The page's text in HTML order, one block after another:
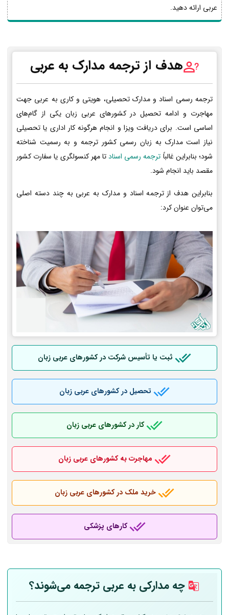
عربی ارائه دهید.
هدف از ترجمه مدارک به عربی
ترجمه رسمی اسناد و مدارک تحصیلی، هویتی و کاری به عربی جهت
مهاجرت و ادامه تحصیل در کشورهای عربی زبان یکی از گام‌های
اساسی است. برای دریافت ویزا و انجام هرگونه کار اداری یا تحصیلی
نیاز است مدارک به زبان رسمی کشور ترجمه و به رسمیت شناخته
شود؛ بنابراین غالباً ترجمه رسمی اسنادتا مهر کنسولگری یا سفارت کشور
مقصد باید انجام شود.
بنابراین هدف از ترجمه اسناد و مدارک به عربی به چند دسته اصلی
می‌توان عنوان کرد:
ثبت یا تأسیس شرکت در کشورهای عربی زبان
تحصیل در کشورهای عربی زبان
کار در کشورهای عربی زبان
مهاجرت به کشورهای عربی زبان
خرید ملک در کشورهای عربی زبان
کارهای پزشکی
چه مدارکی به عربی ترجمه می‌شوند؟